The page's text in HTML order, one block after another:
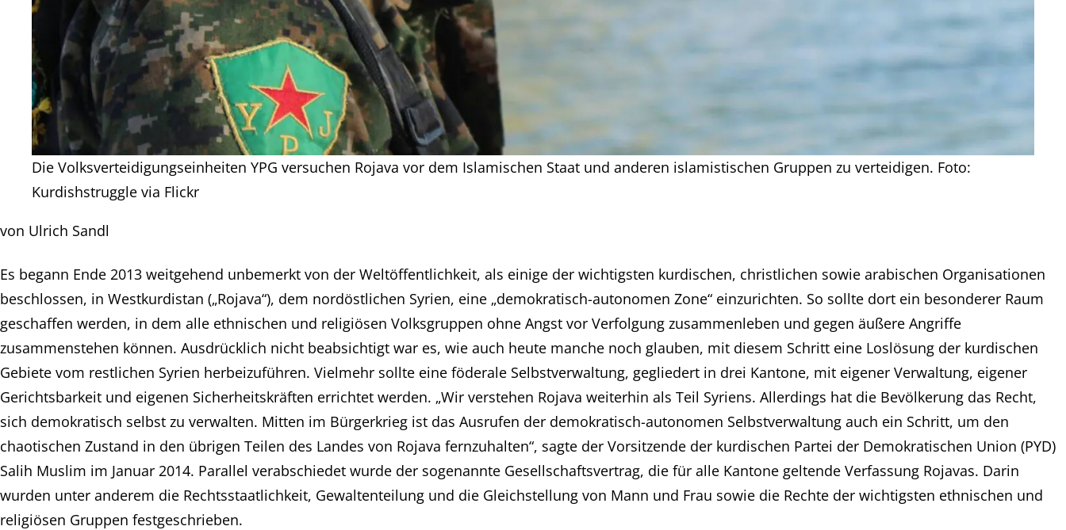
Die Volksverteidigungseinheiten YPG versuchen Rojava vor dem Islamischen Staat und anderen islamistischen Gruppen zu verteidigen. Foto:
Kurdishstruggle via Flickr
von Ulrich Sandl
Es begann Ende 2013 weitgehend unbemerkt von der Weltöffentlichkeit, als einige der wichtigsten kurdischen, christlichen sowie arabischen Organisationen
beschlossen, in Westkurdistan („Rojava“), dem nordöstlichen Syrien, eine „demokratisch-autonomen Zone“ einzurichten. So sollte dort ein besonderer Raum
geschaffen werden, in dem alle ethnischen und religiösen Volksgruppen ohne Angst vor Verfolgung zusammenleben und gegen äußere Angriffe
zusammenstehen können. Ausdrücklich nicht beabsichtigt war es, wie auch heute manche noch glauben, mit diesem Schritt eine Loslösung der kurdischen
Gebiete vom restlichen Syrien herbeizuführen. Vielmehr sollte eine föderale Selbstverwaltung, gegliedert in drei Kantone, mit eigener Verwaltung, eigener
Gerichtsbarkeit und eigenen Sicherheitskräften errichtet werden. „Wir verstehen Rojava weiterhin als Teil Syriens. Allerdings hat die Bevölkerung das Recht,
sich demokratisch selbst zu verwalten. Mitten im Bürgerkrieg ist das Ausrufen der demokratisch-autonomen Selbstverwaltung auch ein Schritt, um den
chaotischen Zustand in den übrigen Teilen des Landes von Rojava fernzuhalten“, sagte der Vorsitzende der kurdischen Partei der Demokratischen Union (PYD)
Salih Muslim im Januar 2014. Parallel verabschiedet wurde der sogenannte Gesellschaftsvertrag, die für alle Kantone geltende Verfassung Rojavas. Darin
wurden unter anderem die Rechtsstaatlichkeit, Gewaltenteilung und die Gleichstellung von Mann und Frau sowie die Rechte der wichtigsten ethnischen und
religiösen Gruppen festgeschrieben.